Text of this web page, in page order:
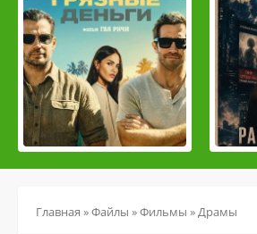
Главная »Файлы »Фильмы »Драмы